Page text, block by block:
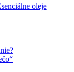
oleje